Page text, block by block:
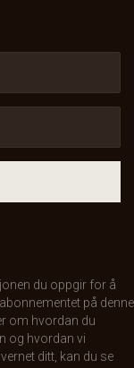
du oppgir for å
på denne
om hvordan du
og hvordan vi
ditt, kan du se